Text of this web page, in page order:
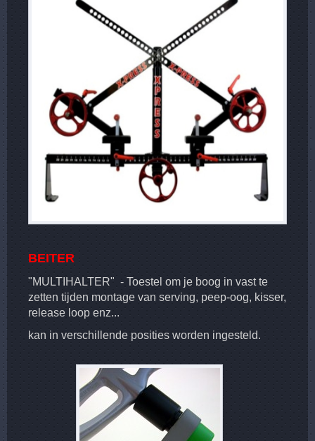
BEITER
"MULTIHALTER" - Toestel om je boog in vast te
zetten tijden montage van serving, peep-oog, kisser,
release loop enz...
kan in verschillende posities worden ingesteld.